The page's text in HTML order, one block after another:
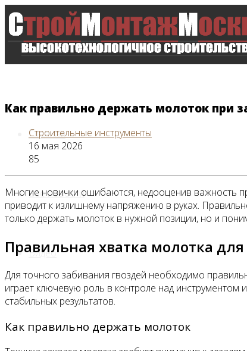
Главная
Все новости
Видео
Как правильно держать молоток при
Строительные инструменты
16 мая 2026
85
Многие новички ошибаются, недооценив важность
приводит к излишнему напряжению в руках.
только держать молоток в нужной позиции, но и
Правильная хватка молотка
Для точного забивания гвоздей необходимо
играет ключевую роль в контроле над
стабильных результатов.
Как правильно держать молоток